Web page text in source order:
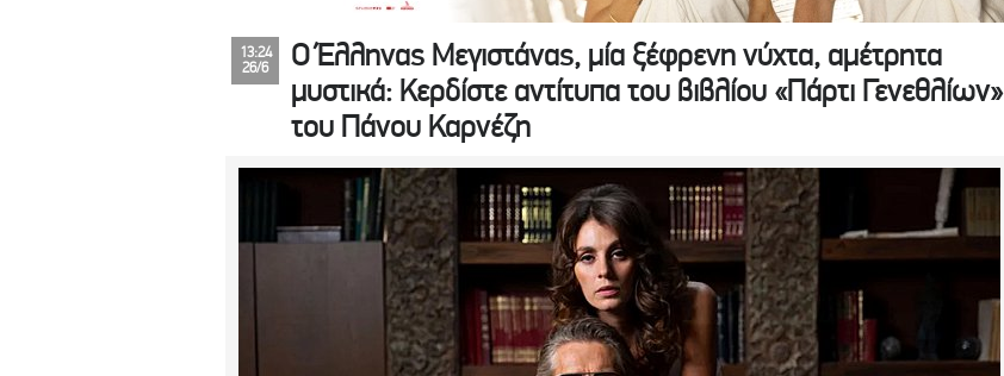
13:24
26/6
Ο Έλληνας Μεγιστάνας, μία ξέφρενη νύχτα, αμέτρητα
μυστικά: Κερδίστε αντίτυπα του βιβλίου «Πάρτι Γενεθλίων»
του Πάνου Καρνέζη